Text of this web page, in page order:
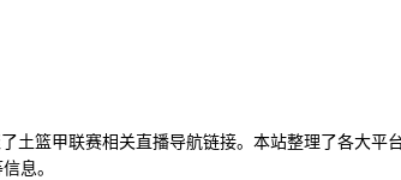
土篮甲联赛相关直播导航链接。本站整理了各大
息。